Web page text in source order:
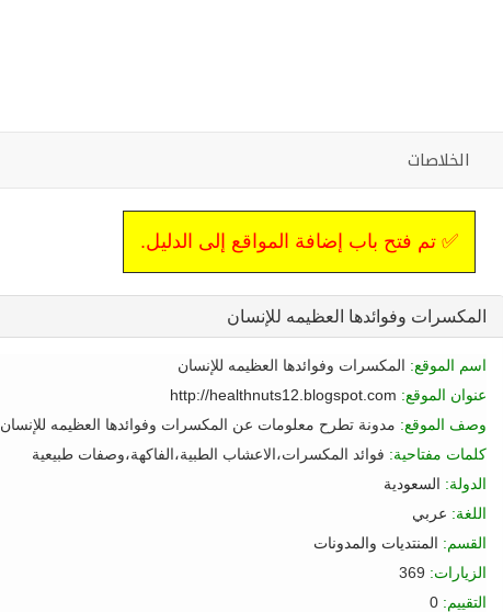
الخلاصات
✅ تم فتح باب إضافة المواقع إلى الدليل.
المكسرات وفوائدها العظيمه للإنسان
اسم الموقع: المكسرات وفوائدها العظيمه للإنسان
عنوان الموقع: http://healthnuts12.blogspot.com
وصف الموقع: مدونة تطرح معلومات عن المكسرات وفوائدها العظيمه للإنسان.
كلمات مفتاحية: فوائد المكسرات،الاعشاب الطبية،الفاكهة،وصفات طبيعية
الدولة: السعودية
اللغة: عربي
القسم: المنتديات والمدونات
الزيارات:
التقييم: